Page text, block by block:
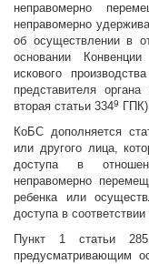
неправомерно
неправомерно
об осуществлении в
основании
искового
представителя
вторая статьи 3349
КоБС дополняется
или другого лица,
доступа в
неправомерно
ребенка или
доступа в
Пункт 1 статьи
предусматривающим